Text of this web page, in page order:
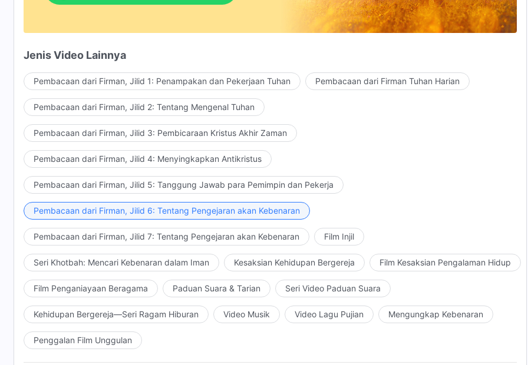
Jenis Video Lainnya
Pembacaan dari Firman, Jilid 1: Penampakan dan Pekerjaan Tuhan Pembacaan dari Firman Tuhan Harian
Pembacaan dari Firman, Jilid 2: Tentang Mengenal Tuhan
Pembacaan dari Firman, Jilid 3: Pembicaraan Kristus Akhir Zaman
Pembacaan dari Firman, Jilid 4: Menyingkapkan Antikristus
Pembacaan dari Firman, Jilid 5: Tanggung Jawab para Pemimpin dan Pekerja
Pembacaan dari Firman, Jilid 6: Tentang Pengejaran akan Kebenaran
Pembacaan dari Firman, Jilid 7: Tentang Pengejaran akan Kebenaran Film Injil
Seri Khotbah: Mencari Kebenaran dalam Iman Kesaksian Kehidupan Bergereja Film Kesaksian Pengalaman Hidup
Film Penganiayaan Beragama Paduan Suara & Tarian Seri Video Paduan Suara
Kehidupan Bergereja—Seri Ragam Hiburan Video Musik Video Lagu Pujian Mengungkap Kebenaran
Penggalan Film Unggulan